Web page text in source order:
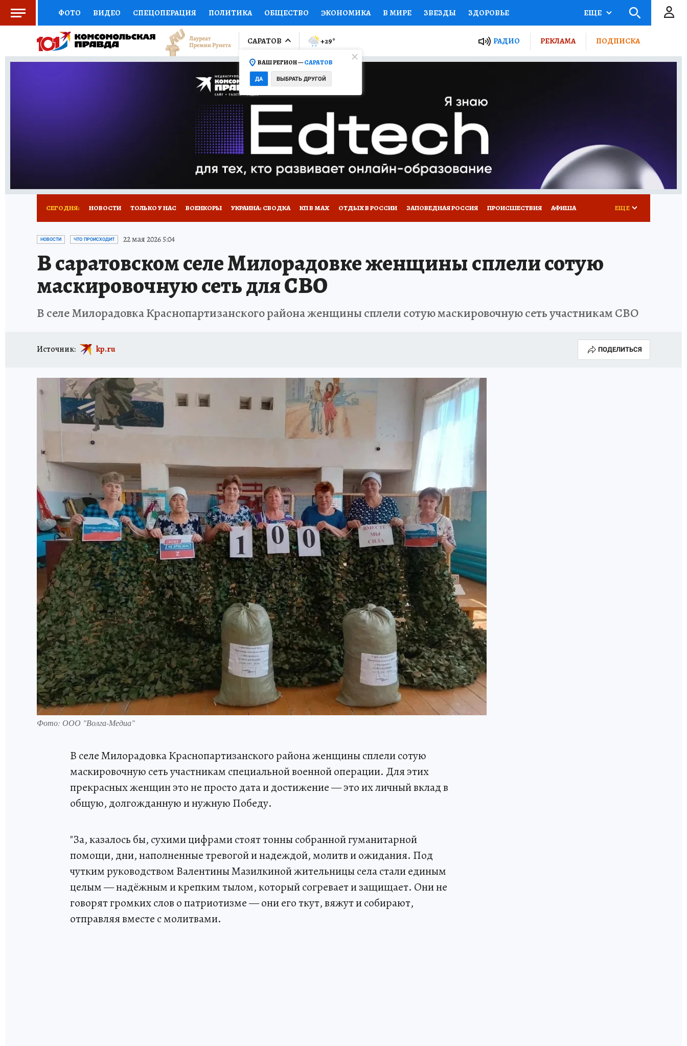
ФОТО ВИДЕО СПЕЦОПЕРАЦИЯ ПОЛИТИКА ОБЩЕСТВО ЭКОНОМИКА В МИРЕ ЗВЕЗДЫ ЗДОРОВЬЕ
СОЦПОДДЕРЖКА НАУКА СПОРТ КОЛУМНИСТЫ ПРОИСШЕСТВИЯ НАЦИОНАЛЬНЫЕ ПРОЕКТЫ РОССИИ
ВЫБОР ЭКСПЕРТОВ ДОКТОР ФИНАНСЫ ОТКРЫВАЕМ МИР Я ЗНАЮ СЕМЬЯ ЖЕНСКИЕ СЕКРЕТЫ ПУТЕВОДИТЕЛЬ
ПРОГНОЗЫ НА СПОРТ ПРОМОКОДЫ СЕРИАЛЫ
ТЕЛЕВИЗОР КОЛЛЕКЦИИ КОНКУРСЫ ГИД ПОТРЕБИТЕЛЯ
НОВОЕ НА САЙТЕ
ЕЩЕ
САРАТОВ
ВАШ РЕГИОН —САРАТОВ
ДА ВЫБРАТЬ ДРУГОЙ
+29° РАДИО РЕКЛАМА ПОДПИСКА
СЕГОДНЯ: НОВОСТИ ТОЛЬКО У НАС ВОЕНКОРЫ УКРАИНА: СВОДКА КП В МАХ ОТДЫХ В РОССИИ ЗАПОВЕДНАЯ РОССИЯ ПРОИСШЕСТВИЯ АФИША
ИСПЫТАНО НА СЕБЕ
ЕЩЕ
НОВОСТИ ЧТО ПРОИСХОДИТ 22 мая 2026 5:04
В саратовском селе Милорадовке женщины сплели сотую
маскировочную сеть для СВО
В селе Милорадовка Краснопартизанского района женщины сплели сотую маскировочную сеть участникам СВО
Источник: kp.ru ПОДЕЛИТЬСЯ
Фото: ООО "Волга-Медиа"
В селе Милорадовка Краснопартизанского района женщины сплели сотую
маскировочную сеть участникам специальной военной операции. Для этих
прекрасных женщин это не просто дата и достижение — это их личный вклад в
общую, долгожданную и нужную Победу.
"За, казалось бы, сухими цифрами стоят тонны собранной гуманитарной
помощи, дни, наполненные тревогой и надеждой, молитв и ожидания. Под
чутким руководством Валентины Мазилкиной жительницы села стали единым
целым — надёжным и крепким тылом, который согревает и защищает. Они не
говорят громких слов о патриотизме — они его ткут, вяжут и собирают,
отправляя вместе с молитвами.